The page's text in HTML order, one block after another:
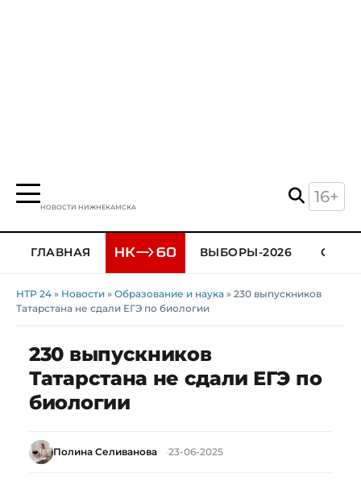
НОВОСТИ НИЖНЕКАМСКА
16+
ГЛАВНАЯ ВЫБОРЫ-2026
НТР 24 » Новости » Образование и наука » 230 выпускников
Татарстана не сдали ЕГЭ по биологии
230 выпускников
Татарстана не сдали ЕГЭ по
биологии
Полина Селиванова 23-06-2025